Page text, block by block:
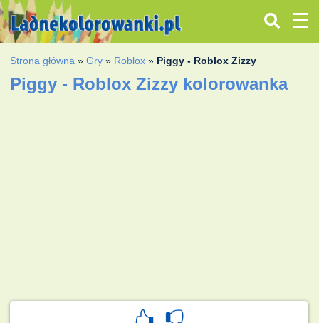
Strona główna »Gry » Roblox » Piggy - Roblox Zizzy
Piggy - Roblox Zizzy kolorowanka